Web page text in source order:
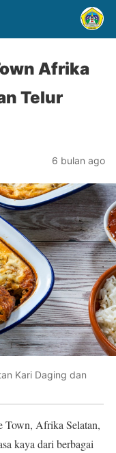
Afrika
Telur
6 bulan ago
Kari Daging dan
Town, Afrika Selatan,
kaya dari berbagai